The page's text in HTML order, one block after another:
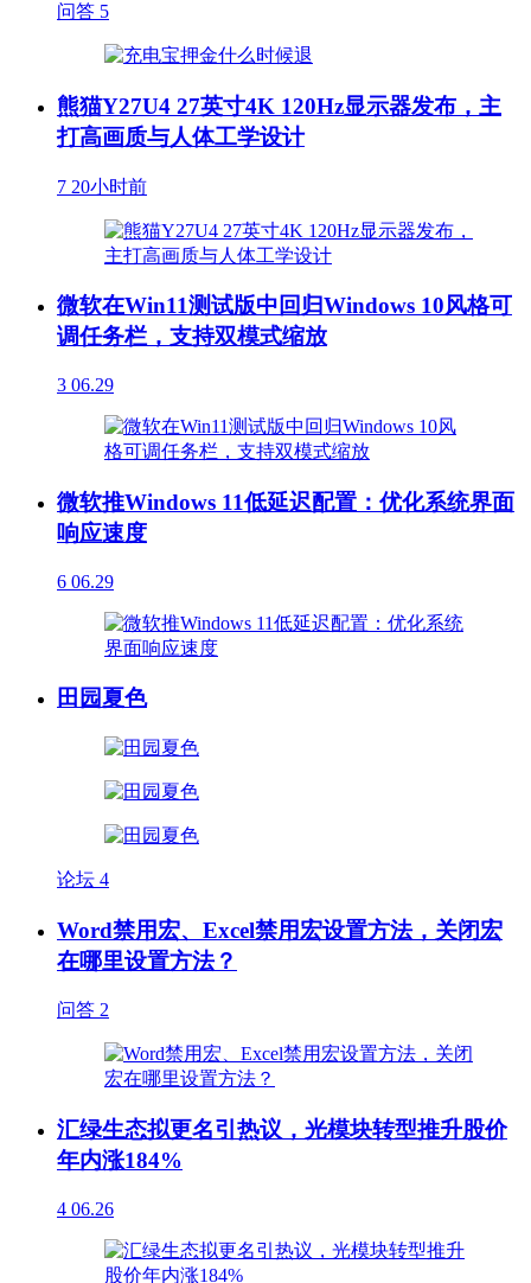
问答 5
熊猫Y27U4 27英寸4K 120Hz显示器发布，主
打高画质与人体工学设计
7 20小时前
微软在Win11测试版中回归Windows 10风格可
调任务栏，支持双模式缩放
3 06.29
微软推Windows 11低延迟配置：优化系统界面
响应速度
6 06.29
田园夏色
论坛 4
Word禁用宏、Excel禁用宏设置方法，关闭宏
在哪里设置方法？
问答 2
汇绿生态拟更名引热议，光模块转型推升股价
年内涨184%
4 06.26